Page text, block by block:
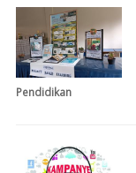
Pendidikan